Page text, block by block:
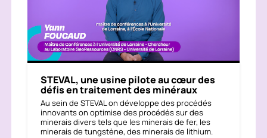
STEVAL, une usine pilote au cœur des
défis en traitement des minéraux
Au sein de STEVAL on développe des procédés
innovants on optimise des procédés sur des
minerais divers tels que les minerais de fer, les
minerais de tungstène, des minerais de lithium.